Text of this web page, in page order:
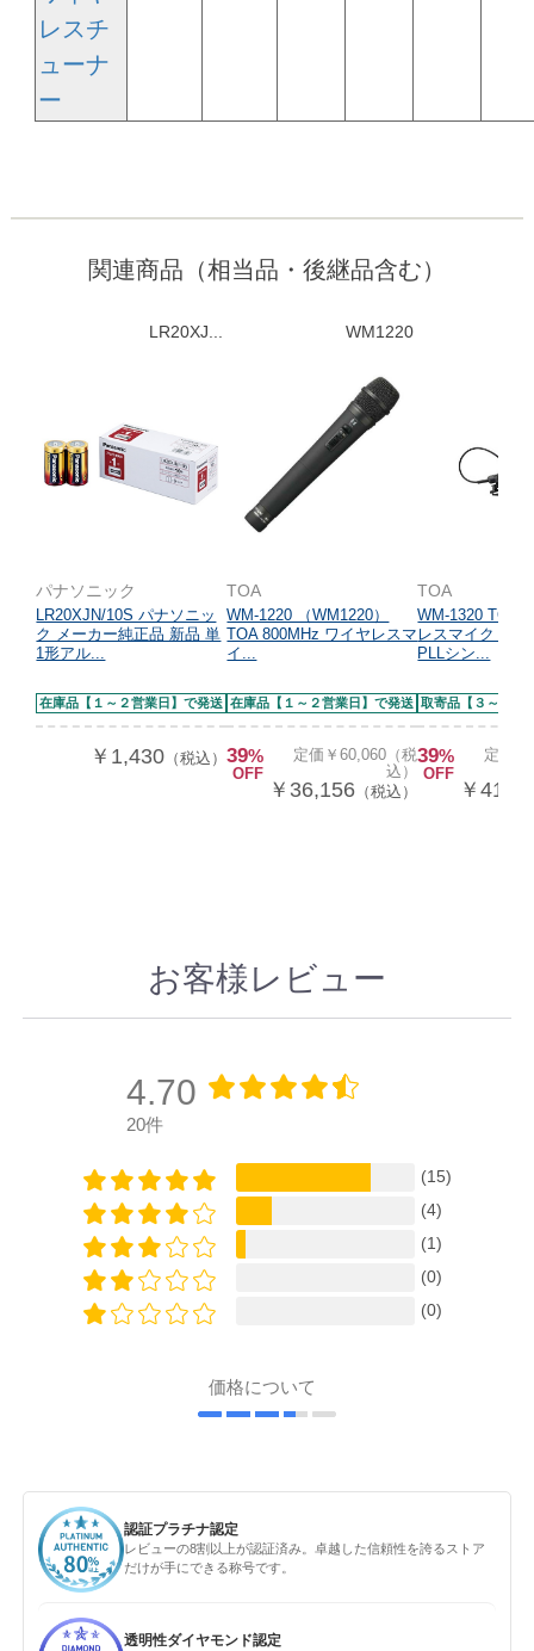
レスチ
ューナ
ー
関連商品（相当品・後継品含む）
LR20XJ...
パナソニック
LR20XJN/10S パナソニッ
ク メーカー純正品 新品 単
1形アル...
在庫品【１～２営業日】で発送
￥1,430 （税込）
WM1220
TOA
WM-1220 （WM1220）
TOA 800MHz ワイヤレスマ
イ...
在庫品【１～２営業日】で発送
39%
OFF
定価￥60,060（税
込）
￥36,156 （税込）
TOA
WM-1320 TOA
レスマイク タ
PLLシン...
取寄品【３～５営
39%
OFF
定価
￥
お客様レビュー
4.70
20件
(15)
(4)
(1)
(0)
(0)
価格について
認証プラチナ認定
レビューの8割以上が認証済み。卓越した信頼性を誇るストア
だけが手にできる称号です。
透明性ダイヤモンド認定